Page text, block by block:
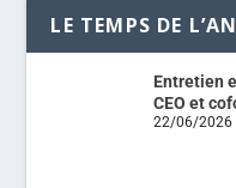
LE TEMPS DE
Entretien
CEO et
22/06/2026